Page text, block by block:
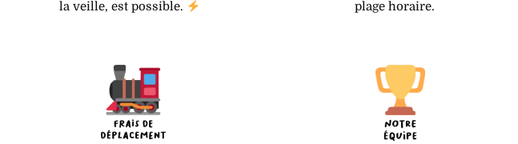
la veille, est possible.
plage horaire.